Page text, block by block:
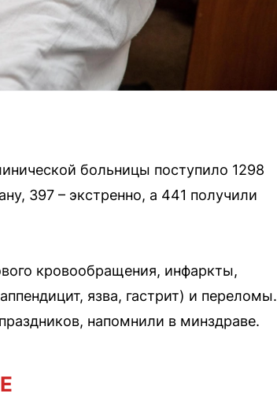
больницы поступило 1298
397 – экстренно, а 441 получили
кровообращения, инфаркты,
язва, гастрит) и переломы.
напомнили в минздраве.